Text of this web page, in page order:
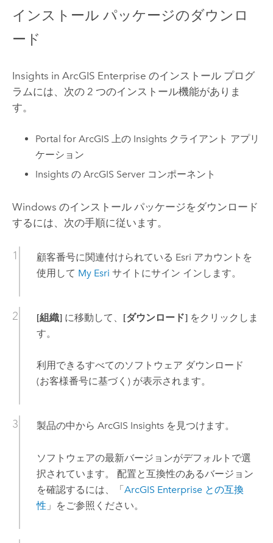
インストール パッケージのダウンロ
ード
Insights in ArcGIS Enterprise のインストール プログ
ラムには、次の 2 つのインストール機能がありま
す。
Portal for ArcGIS 上の Insights クライアント アプリ
ケーション
Insights のArcGIS Server コンポーネント
Windows のインストール パッケージをダウンロード
するには、次の手順に従います。
顧客番号に関連付けられている Esri アカウントを
使用して My Esri サイトにサイン インします。
[組織]に移動して、 [ダウンロード]をクリックしま
す。
利用できるすべてのソフトウェア ダウンロード
(お客様番号に基づく) が表示されます。
製品の中から ArcGIS Insightsを見つけます。
ソフトウェアの最新バージョンがデフォルトで選
択されています。 配置と互換性のあるバージョン
を確認するには、「ArcGIS Enterpriseとの互換
性 」をご参照ください。